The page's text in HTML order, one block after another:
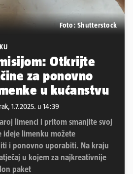
Foto: Shutterstock
Otkrijte
za ponovno
u kućanstvu
1.7.2025. u 14:39
limenci i pritom smanjite svoj
ideje limenku možete
i ponovno uporabiti. Na kraju
u kojem za najkreativnije
paket